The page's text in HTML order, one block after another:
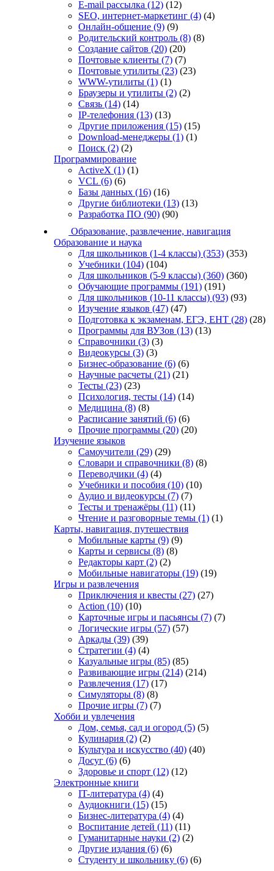
E-mail рассылка (12) (12)
SEO, интернет-маркетинг (4) (4)
Онлайн-общение (9) (9)
Родительский контроль (8) (8)
Создание сайтов (20) (20)
Почтовые клиенты (7) (7)
Почтовые утилиты (23) (23)
WWW-утилиты (1) (1)
Браузеры и утилиты (2) (2)
Связь (14) (14)
IP-телефония (13) (13)
Другие приложения (15) (15)
Download-менеджеры (1) (1)
Поиск (2) (2)
Программирование
ActiveX (1) (1)
VCL (6) (6)
Базы данных (16) (16)
Другие библиотеки (13) (13)
Разработка ПО (90) (90)
Образование, развлечение, навигация
Образование и наука
Для школьников (1-4 классы) (353) (353)
Учебники (104) (104)
Для школьников (5-9 классы) (360) (360)
Обучающие программы (191) (191)
Для школьников (10-11 классы) (93) (93)
Изучение языков (47) (47)
Подготовка к экзаменам, ЕГЭ, ЕНТ (28) (28)
Программы для ВУЗов (13) (13)
Справочники (3) (3)
Видеокурсы (3) (3)
Бизнес-образование (6) (6)
Научные расчеты (21) (21)
Тесты (23) (23)
Психология, тесты (14) (14)
Медицина (8) (8)
Расписание занятий (6) (6)
Прочие программы (20) (20)
Изучение языков
Самоучители (29) (29)
Словари и справочники (8) (8)
Переводчики (4) (4)
Учебники и пособия (10) (10)
Аудио и видеокурсы (7) (7)
Тесты и тренажёры (11) (11)
Чтение и разговорные темы (1) (1)
Карты, навигация, путешествия
Мобильные карты (9) (9)
Карты и сервисы (8) (8)
Редакторы карт (2) (2)
Мобильные навигаторы (19) (19)
Игры и развлечения
Приключения и квесты (27) (27)
Action (10) (10)
Карточные игры и пасьянсы (7) (7)
Логические игры (57) (57)
Аркады (39) (39)
Стратегии (4) (4)
Казуальные игры (85) (85)
Развивающие игры (214) (214)
Развлечения (17) (17)
Симуляторы (8) (8)
Прочие игры (7) (7)
Хобби и увлечения
Дом, семья, сад и огород (5) (5)
Кулинария (2) (2)
Культура и искусство (40) (40)
Досуг (6) (6)
Здоровье и спорт (12) (12)
Электронные книги
IT-литература (4) (4)
Аудиокниги (15) (15)
Бизнес-литература (4) (4)
Воспитание детей (11) (11)
Гуманитарные науки (2) (2)
Другие издания (6) (6)
Студенту и школьнику (6) (6)